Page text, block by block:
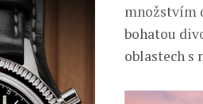
množstvím
bohatou
oblastech s